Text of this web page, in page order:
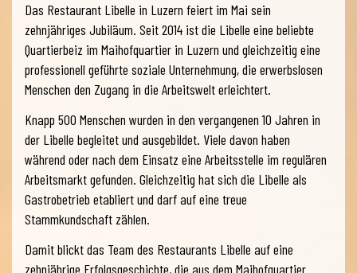
Das Restaurant Libelle in Luzern feiert im Mai sein
zehnjähriges Jubiläum. Seit 2014 ist die Libelle eine beliebte
Quartierbeiz im Maihofquartier in Luzern und gleichzeitig eine
professionell geführte soziale Unternehmung, die erwerbslosen
Menschen den Zugang in die Arbeitswelt erleichtert.
Knapp 500 Menschen wurden in den vergangenen 10 Jahren in
der Libelle begleitet und ausgebildet. Viele davon haben
während oder nach dem Einsatz eine Arbeitsstelle im regulären
Arbeitsmarkt gefunden. Gleichzeitig hat sich die Libelle als
Gastrobetrieb etabliert und darf auf eine treue
Stammkundschaft zählen.
Damit blickt das Team des Restaurants Libelle auf eine
zehnjährige Erfolgsgeschichte, die aus dem Maihofquartier